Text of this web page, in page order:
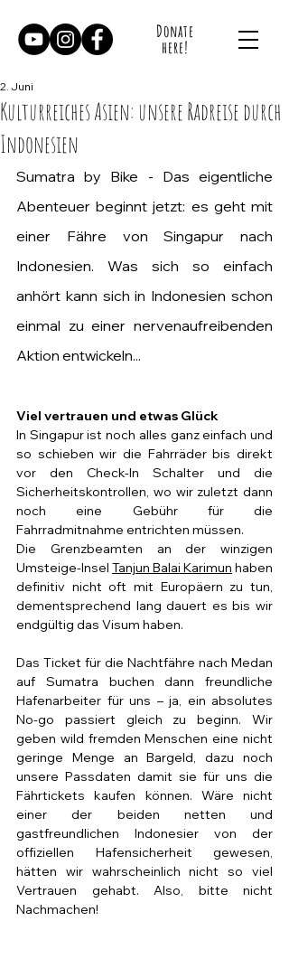
Donate
here!
Kulturreiches Asien: unsere Radreise durch
Indonesien
2. Juni
Sumatra by Bike - Das eigentliche
Abenteuer beginnt jetzt: es geht mit
einer Fähre von Singapur nach
Indonesien. Was sich so einfach
anhört kann sich in Indonesien schon
einmal zu einer nervenaufreibenden
Aktion entwickeln...
Viel vertrauen und etwas Glück
In Singapur ist noch alles ganz einfach und
so schieben wir die Fahrräder bis direkt
vor den Check-In Schalter und die
Sicherheitskontrollen, wo wir zuletzt dann
noch eine Gebühr für die
Fahrradmitnahme entrichten müssen.
Die Grenzbeamten an der winzigen
Umsteige-Insel Tanjun Balai Karimun haben
definitiv nicht oft mit Europäern zu tun,
dementsprechend lang dauert es bis wir
endgültig das Visum haben.
Das Ticket für die Nachtfähre nach Medan
auf Sumatra buchen dann freundliche
Hafenarbeiter für uns – ja, ein absolutes
No-go passiert gleich zu beginn. Wir
geben wild fremden Menschen eine nicht
geringe Menge an Bargeld, dazu noch
unsere Passdaten damit sie für uns die
Fährtickets kaufen können. Wäre nicht
einer der beiden netten und
gastfreundlichen Indonesier von der
offiziellen Hafensicherheit gewesen,
hätten wir wahrscheinlich nicht so viel
Vertrauen gehabt. Also, bitte nicht
Nachmachen!